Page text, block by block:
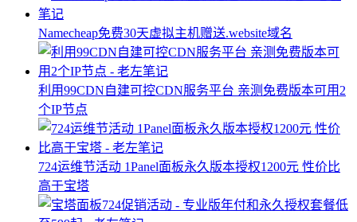
Namecheap免费30天虚拟主机赠送.website域名
利用99CDN自建可控CDN服务平台 亲测免费版本可用2
个IP节点
724运维节活动 1Panel面板永久版本授权1200元 性价比
高于宝塔